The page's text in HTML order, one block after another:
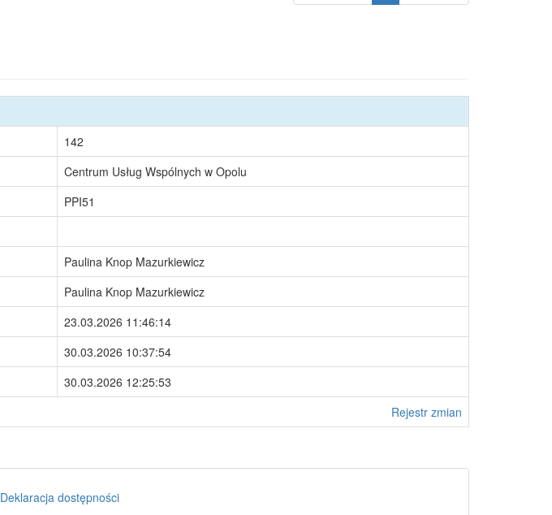
142
Centrum Usług Wspólnych w Opolu
PPI51
Paulina Knop Mazurkiewicz
Paulina Knop Mazurkiewicz
23.03.2026 11:46:14
30.03.2026 10:37:54
30.03.2026 12:25:53
Rejestr zmian
Deklaracja dostępności